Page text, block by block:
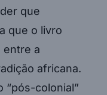
que
que o livro
entre a
africana.
“pós-colonial”